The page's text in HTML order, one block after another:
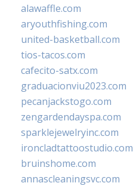
alawaffle.com
aryouthfishing.com
united-basketball.com
tios-tacos.com
cafecito-satx.com
graduacionviu2023.com
pecanjackstogo.com
zengardendayspa.com
sparklejewelryinc.com
ironcladtattoostudio.com
bruinshome.com
annascleaningsvc.com